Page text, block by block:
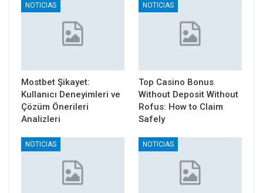
NOTICIAS
Mostbet Şikayet:
Kullanıcı Deneyimleri ve
Çözüm Önerileri
Analizleri
NOTICIAS
Top Casino Bonus
Without Deposit Without
Rofus: How to Claim
Safely
NOTICIAS NOTICIAS